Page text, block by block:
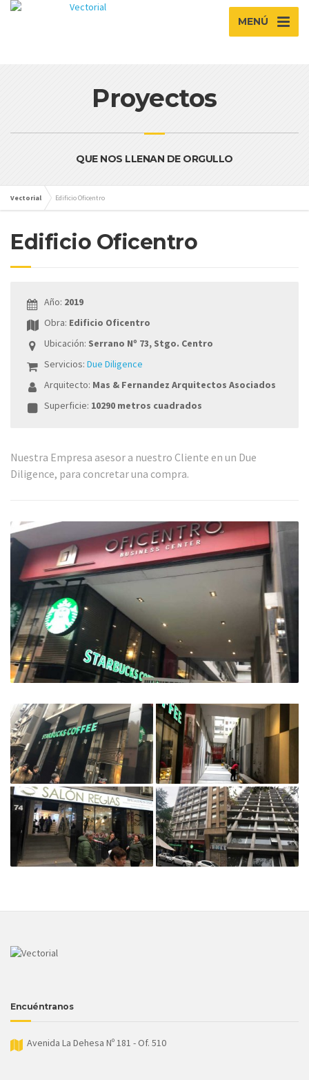
MENÚ
Proyectos
QUE NOS LLENAN DE ORGULLO
Vectorial Edificio Oficentro
Edificio Oficentro
Año: 2019
Obra: Edificio Oficentro
Ubicación: Serrano Nº 73, Stgo. Centro
Servicios: Due Diligence
Arquitecto: Mas & Fernandez Arquitectos Asociados
Superficie: 10290 metros cuadrados
Nuestra Empresa asesor a nuestro Cliente en un Due
Diligence, para concretar una compra.
Encuéntranos
Avenida La Dehesa Nº 181 - Of. 510